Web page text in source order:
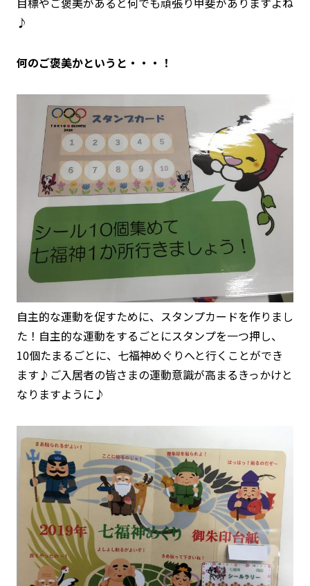
♪
何のご褒美かというと・・・！
自主的な運動を促すために、スタンプカードを作りまし
た！自主的な運動をするごとにスタンプを一つ押し、
10個たまるごとに、七福神めぐりへと行くことができ
ます♪ご入居者の皆さまの運動意識が高まるきっかけと
なりますように♪